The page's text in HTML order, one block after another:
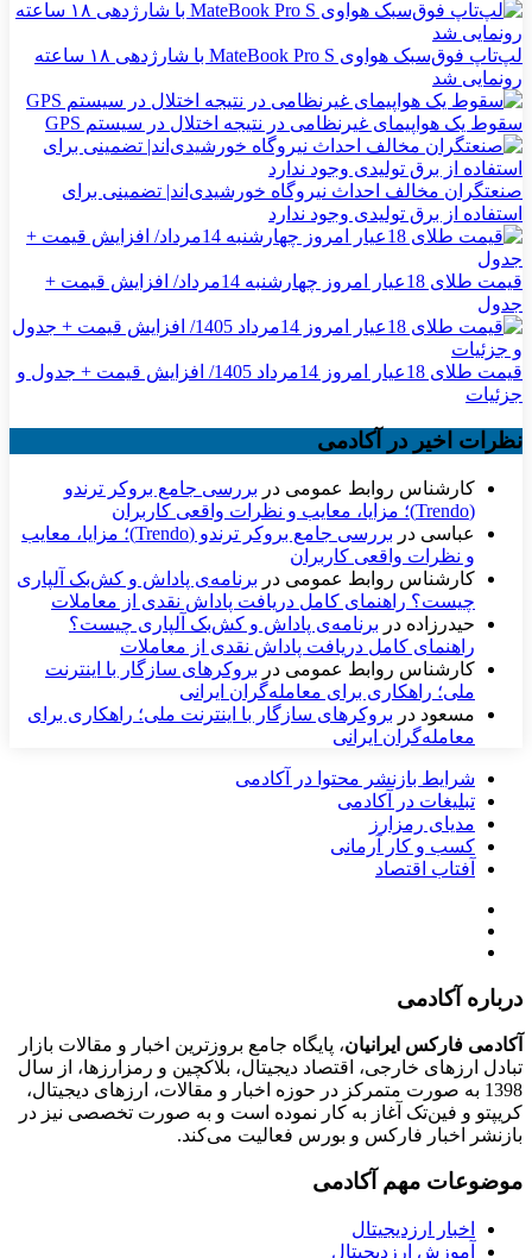
لپ‌تاپ فوق‌سبک هواوی MateBook Pro S با شارژدهی ۱۸ ساعته
رونمایی شد
سقوط یک هواپیمای غیرنظامی در نتیجه اختلال در سیستم‌ GPS
صنعتگران مخالف احداث نیروگاه خورشیدی‌اند| تضمینی برای
استفاده از برق تولیدی وجود ندارد
قیمت طلای 18عیار امروز چهارشنبه 14مرداد/ افزایش قیمت +
جدول
قیمت طلای 18عیار امروز 14مرداد 1405/ افزایش قیمت + جدول و
جزئیات
نظرات اخیر در آکادمی
کارشناس روابط عمومی در بررسی جامع بروکر ترندو
(Trendo)؛ مزایا، معایب و نظرات واقعی کاربران
عباسی در
بررسی جامع بروکر ترندو (Trendo)؛ مزایا، معایب
و نظرات واقعی کاربران
کارشناس روابط عمومی در برنامه‌ی پاداش و کش‌بک آلپاری
چیست؟ راهنمای کامل دریافت پاداش نقدی از معاملات
حیدرزاده در برنامه‌ی پاداش و کش‌بک آلپاری چیست؟
راهنمای کامل دریافت پاداش نقدی از معاملات
کارشناس روابط عمومی در بروکرهای سازگار با اینترنت
ملی؛ راهکاری برای معامله‌گران ایرانی
مسعود در بروکرهای سازگار با اینترنت ملی؛ راهکاری برای
معامله‌گران ایرانی
شرایط بازنشر محتوا در آکادمی
تبلیغات در آکادمی
مدیای رمزارز
کسب و کار آرمانی
آفتاب اقتصاد
درباره آکادمی
آکادمی فارکس ایرانیان، پایگاه جامع بروزترین اخبار و مقالات بازار
تبادل ارزهای خارجی، اقتصاد دیجیتال، بلاکچین و رمزارزها، از سال
1398 به صورت متمرکز در حوزه اخبار و مقالات، ارزهای‌ دیجیتال،
کریپتو و فین‌تک آغاز به کار نموده است و به صورت تخصصی نیز در
بازنشر اخبار فارکس و بورس فعالیت می‌کند.
موضوعات مهم آکادمی
اخبار ارزدیجیتال
آموزش ارزدیجیتال